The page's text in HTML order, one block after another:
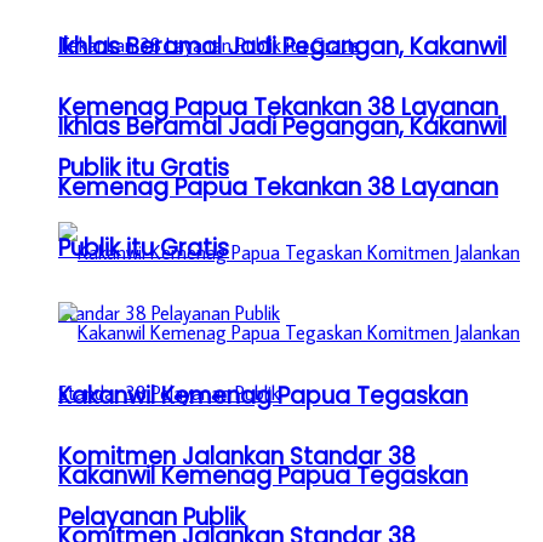
Ikhlas Beramal Jadi Pegangan, Kakanwil
Kemenag Papua Tekankan 38 Layanan
Publik itu Gratis
Kakanwil Kemenag Papua Tegaskan
Komitmen Jalankan Standar 38
Pelayanan Publik
Ikhlas Beramal Jadi Pegangan, Kakanwil
Kemenag Papua Tekankan 38 Layanan
Publik itu Gratis
Kakanwil Kemenag Papua Tegaskan